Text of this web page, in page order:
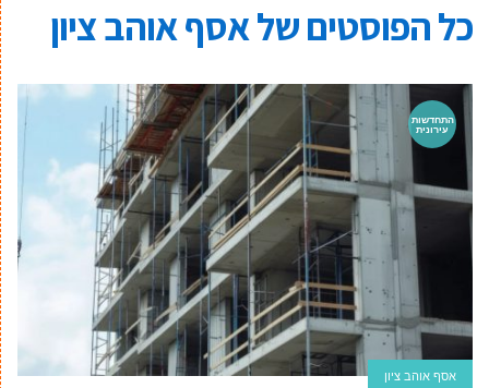
כל הפוסטים שלאסף אוהב ציון
התחדשות
עירונית
אסף אוהב ציון